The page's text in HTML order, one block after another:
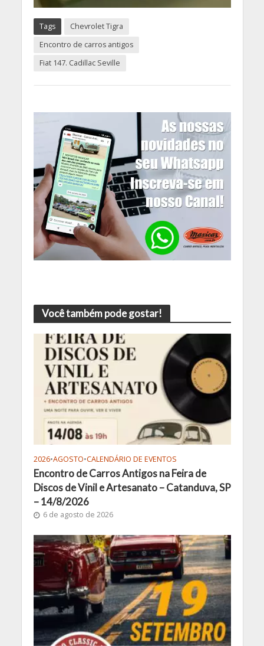
Tags
Chevrolet Tigra
Encontro de carros antigos
Fiat 147. Cadillac Seville
Você também pode gostar!
2026•AGOSTO•CALENDÁRIO DE EVENTOS
Encontro de Carros Antigos na Feira de
Discos de Vinil e Artesanato – Catanduva, SP
– 14/8/2026
6 de agosto de 2026